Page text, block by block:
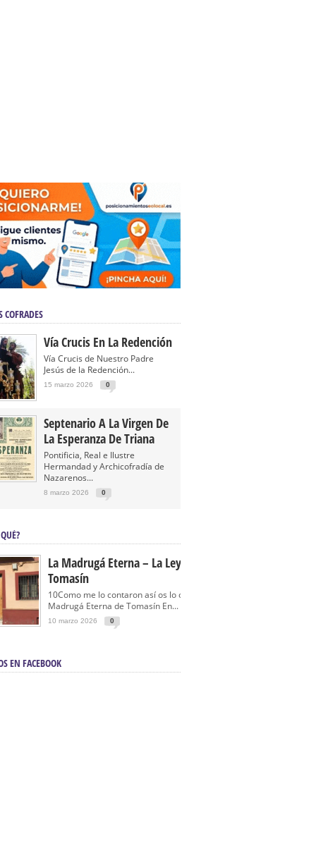
COFRADES
Vía Crucis En La Redención
Vía Crucis de Nuestro Padre
Jesús de la Redención...
15 marzo 2026 0
Septenario A La Virgen De
La Esperanza De Triana
Pontificia, Real e Ilustre
Hermandad y Archicofradía de
Nazarenos...
8 marzo 2026 0
La Madrugá Eterna – La Leyenda De
Tomasín
10Como me lo contaron así os lo cuento… La
Madrugá Eterna de Tomasín En...
10 marzo 2026 0
EN FACEBOOK